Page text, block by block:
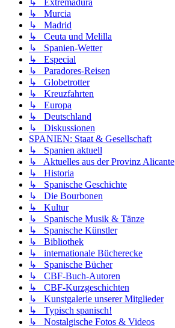
↳ Extremadura
↳ Murcia
↳ Madrid
↳ Ceuta und Melilla
↳ Spanien-Wetter
↳ Especial
↳ Paradores-Reisen
↳ Globetrotter
↳ Kreuzfahrten
↳ Europa
↳ Deutschland
↳ Diskussionen
SPANIEN: Staat & Gesellschaft
↳ Spanien aktuell
↳ Aktuelles aus der Provinz Alicante
↳ Historia
↳ Spanische Geschichte
↳ Die Bourbonen
↳ Kultur
↳ Spanische Musik & Tänze
↳ Spanische Künstler
↳ Bibliothek
↳ internationale Bücherecke
↳ Spanische Bücher
↳ CBF-Buch-Autoren
↳ CBF-Kurzgeschichten
↳ Kunstgalerie unserer Mitglieder
↳ Typisch spanisch!
↳ Nostalgische Fotos & Videos